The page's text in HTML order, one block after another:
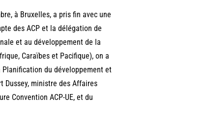
à Bruxelles, a pris fin avec une
des ACP et la délégation de
et au développement de la
Caraïbes et Pacifique), on a
Planification du développement et
Dussey, ministre des Affaires
Convention ACP-UE, et du